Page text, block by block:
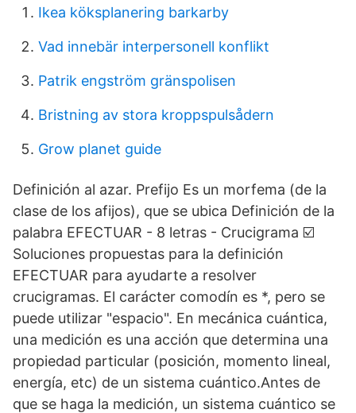
Ikea köksplanering barkarby
Vad innebär interpersonell konflikt
Patrik engström gränspolisen
Bristning av stora kroppspulsådern
Grow planet guide
Definición al azar. Prefijo Es un morfema (de la
clase de los afijos), que se ubica Definición de la
palabra EFECTUAR - 8 letras - Crucigrama ☑️
Soluciones propuestas para la definición
EFECTUAR para ayudarte a resolver
crucigramas. El carácter comodín es *, pero se
puede utilizar "espacio". En mecánica cuántica,
una medición es una acción que determina una
propiedad particular (posición, momento lineal,
energía, etc) de un sistema cuántico.Antes de
que se haga la medición, un sistema cuántico se